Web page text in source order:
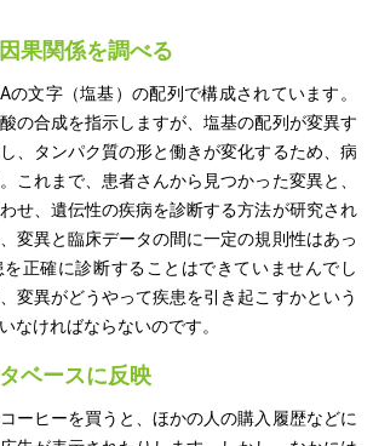
果関係を調べる
の文字（塩基）の配列で構成されています。
の合成を指示しますが、塩基の配列が変異す
、タンパク質の形と働きが変化するため、病
これまで、患者さんから見つかった変異と、
せ、遺伝性の疾病を診断する方法が研究され
変異と臨床データの間に一定の規則性はあっ
正確に診断することはできていませんでし
変異がどうやって疾患を引き起こすかという
なければならないのです。
ベースに反映
ーヒーを買うと、ほかの人の購入履歴などに